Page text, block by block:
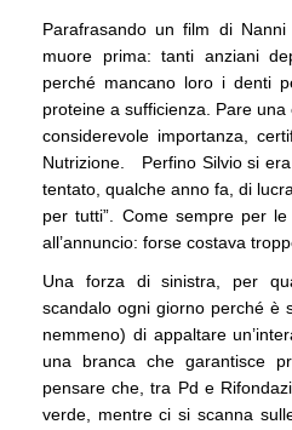
Parafrasando un film di Nanni
muore prima: tanti anziani
perché mancano loro i denti
proteine a sufficienza. Pare
considerevole importanza,
Nutrizione. Perfino Silvio si
tentato, qualche anno fa, di
per tutti”. Come sempre per
all’annuncio: forse costava
Una forza di sinistra, per
scandalo ogni giorno perché è
nemmeno) di appaltare
una branca che garantisce
pensare che, tra Pd e
verde, mentre ci si scanna